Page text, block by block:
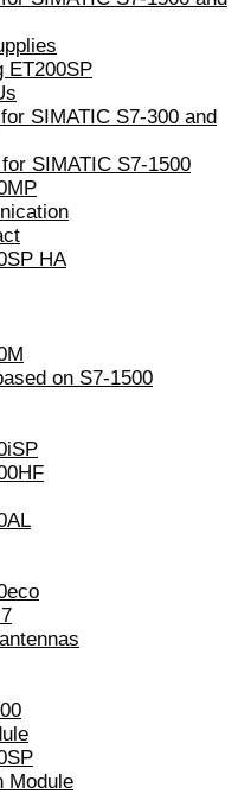
ET200SP
SIMATIC S7-300 and
SIMATIC S7-1500
HA
on S7-1500
Module